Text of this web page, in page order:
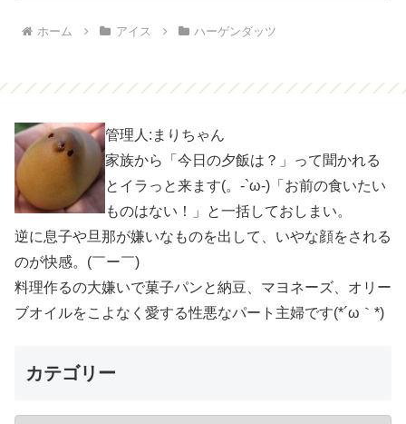
ホーム アイス ハーゲンダッツ
管理人:まりちゃん
家族から「今日の夕飯は？」って聞かれる
とイラっと来ます(。-`ω-)「お前の食いたい
ものはない！」と一括しておしまい。
逆に息子や旦那が嫌いなものを出して、いやな顔をされる
のが快感。(￣ー￣)
料理作るの大嫌いで菓子パンと納豆、マヨネーズ、オリー
ブオイルをこよなく愛する性悪なパート主婦です(*´ω｀*)
カテゴリー